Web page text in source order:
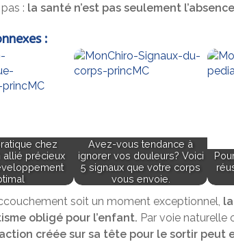
: la santé n’est pas seulement
:
chez
allié précieux
Avez-vous tendance à
ignorer vos douleurs? Voici
5 signaux que votre corps
vous envoie.
soit un moment exceptionnel,
obligé pour l’enfant. Par voie naturelle
créée sur sa tête pour le sortir peut